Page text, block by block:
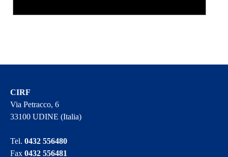
CIRF
Via Petracco, 6
33100 UDINE (Italia)
Tel.0432 556480
Fax0432 556481